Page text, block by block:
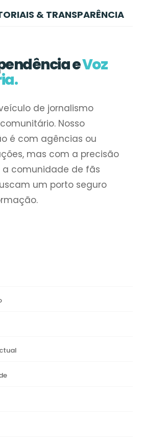
& TRANSPARÊNCIA
eVoz
de jornalismo
Nosso
é com agências ou
mas com a precisão
comunidade de fãs
um porto seguro